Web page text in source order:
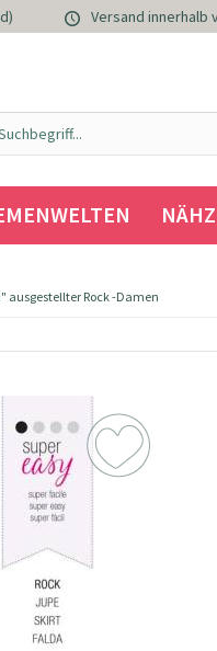
Versand innerhalb
Rock -Damen